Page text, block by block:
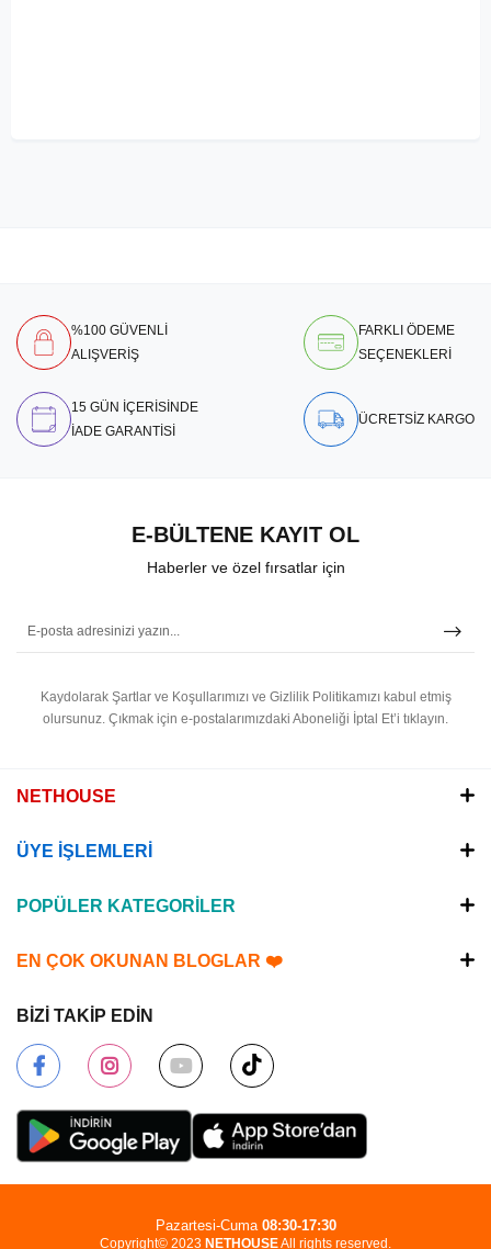
%100 GÜVENLİ
ALIŞVERİŞ
FARKLI ÖDEME
SEÇENEKLERİ
15 GÜN İÇERİSİNDE
İADE GARANTİSİ
ÜCRETSİZ KARGO
E-BÜLTENE KAYIT OL
Haberler ve özel fırsatlar için
Kaydolarak Şartlar ve Koşullarımızı ve Gizlilik Politikamızı kabul etmiş
olursunuz. Çıkmak için e-postalarımızdaki Aboneliği İptal Et’i tıklayın.
NETHOUSE
ÜYE İŞLEMLERİ
POPÜLER KATEGORİLER
EN ÇOK OKUNAN BLOGLAR ❤️
BİZİ TAKİP EDİN
Copyright© 2023 NETHOUSEAll rights reserved.
Pazartesi-Cuma 08:30-17:30